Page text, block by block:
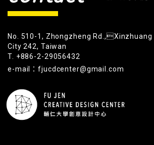
No. 510-1, Zhongzheng Rd.,Xinzhuang
City 242, Taiwan
T. +886-2-29056432
e-mail：fjucdcenter@gmail.com